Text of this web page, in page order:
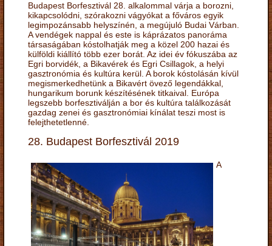
Budapest Borfesztivál 28. alkalommal várja a borozni,
kikapcsolódni, szórakozni vágyókat a főváros egyik
legimpozánsabb helyszínén, a megújuló Budai Várban.
A vendégek nappal és este is káprázatos panoráma
társaságában kóstolhatják meg a közel 200 hazai és
külföldi kiállító több ezer borát. Az idei év fókuszába az
Egri borvidék, a Bikavérek és Egri Csillagok, a helyi
gasztronómia és kultúra kerül. A borok kóstolásán kívül
megismerkedhetünk a Bikavért övező legendákkal,
hungarikum borunk készítésének titkaival. Európa
legszebb borfesztiválján a bor és kultúra találkozását
gazdag zenei és gasztronómiai kínálat teszi most is
felejthetetlenné.
28. Budapest Borfesztivál 2019
A